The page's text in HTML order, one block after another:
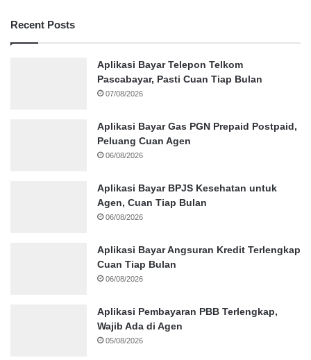
Recent Posts
Aplikasi Bayar Telepon Telkom
Pascabayar, Pasti Cuan Tiap Bulan
07/08/2026
Aplikasi Bayar Gas PGN Prepaid Postpaid,
Peluang Cuan Agen
06/08/2026
Aplikasi Bayar BPJS Kesehatan untuk
Agen, Cuan Tiap Bulan
06/08/2026
Aplikasi Bayar Angsuran Kredit Terlengkap
Cuan Tiap Bulan
06/08/2026
Aplikasi Pembayaran PBB Terlengkap,
Wajib Ada di Agen
05/08/2026